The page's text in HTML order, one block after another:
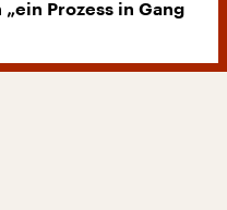
Prozess in Gang